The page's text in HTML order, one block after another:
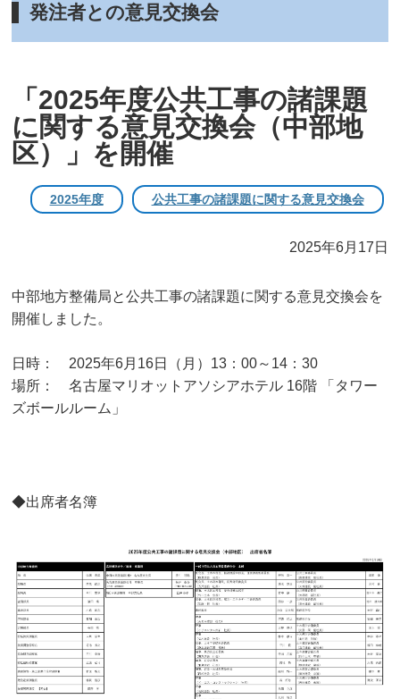
発注者との意見交換会
「2025年度公共工事の諸課題
に関する意見交換会（中部地
区）」を開催
2025年度 公共工事の諸課題に関する意見交換会
2025年6月17日
中部地方整備局と公共工事の諸課題に関する意見交換会を
開催しました。
日時： 2025年6月16日（月）13：00～14：30
場所： 名古屋マリオットアソシアホテル 16階 「タワー
ズボールルーム」
◆出席者名簿